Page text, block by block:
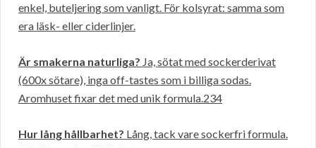
enkel, buteljering som vanligt. För kolsyrat: samma som
era läsk- eller ciderlinjer.
Är smakerna naturliga? Ja, sötat med sockerderivat
(600x sötare), inga off-tastes som i billiga sodas.
Aromhuset fixar det med unik formula.234
Hur lång hållbarhet? Lång, tack vare sockerfri formula.